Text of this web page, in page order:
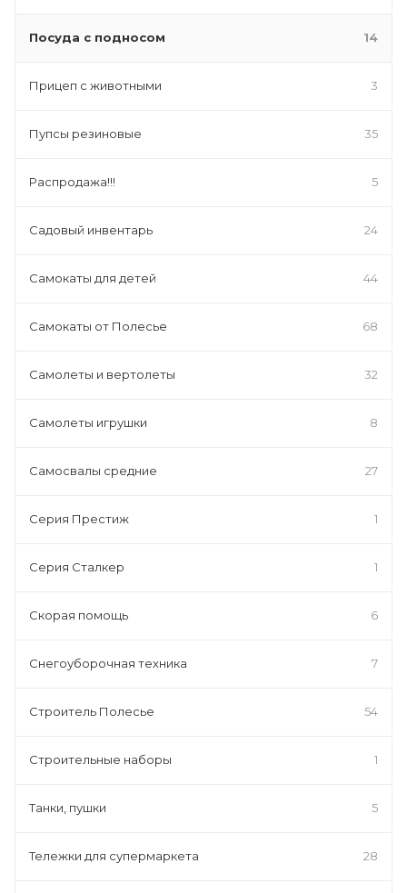
Посуда с подносом 14
Прицеп с животными 3
Пупсы резиновые 35
Распродажа!!! 5
Садовый инвентарь 24
Самокаты для детей 44
Самокаты от Полесье 68
Самолеты и вертолеты 32
Самолеты игрушки 8
Самосвалы средние 27
Серия Престиж 1
Серия Сталкер 1
Скорая помощь 6
Снегоуборочная техника 7
Строитель Полесье 54
Строительные наборы 1
Танки, пушки 5
Тележки для супермаркета 28